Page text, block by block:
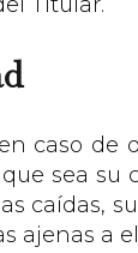
caso
sea su
caídas,
ajenas a